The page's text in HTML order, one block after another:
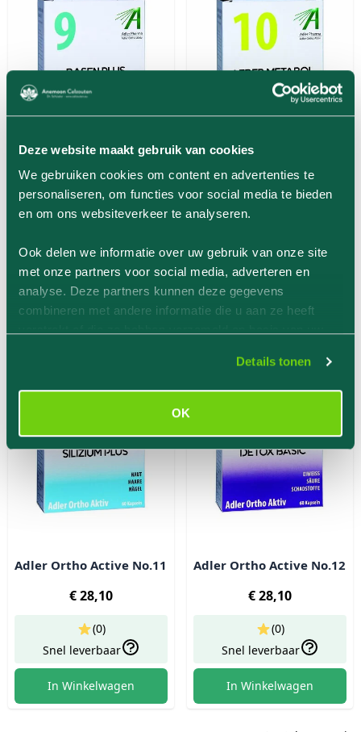
Deze website maakt gebruik van cookies
We gebruiken cookies om content en advertenties te
personaliseren, om functies voor social media te bieden
en om ons websiteverkeer te analyseren.
Ook delen we informatie over uw gebruik van onze site
met onze partners voor social media, adverteren en
analyse. Deze partners kunnen deze gegevens
combineren met andere informatie die u aan ze heeft
Details tonen
OK
Adler Ortho Active No.09
€ 28,10
Snel leverbaar
(0)
In Winkelwagen
€ 28,10
Nog 1 beschikbaar
5.0(4)
In Winkelwagen
Adler Ortho Active No.11
€ 28,10
Snel leverbaar
(0)
In Winkelwagen
Adler Ortho Active No.12
€ 28,10
Snel leverbaar
(0)
In Winkelwagen